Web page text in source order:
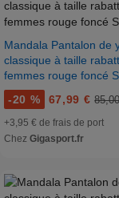
Mandala Pantalon de
classique à taille
femmes rouge foncé S
-20 % 67,99 €
+3,95 € de frais de port
Chez Gigasport.fr